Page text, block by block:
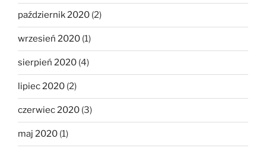
październik 2020 (2)
wrzesień 2020 (1)
sierpień 2020 (4)
lipiec 2020 (2)
czerwiec 2020 (3)
maj 2020 (1)